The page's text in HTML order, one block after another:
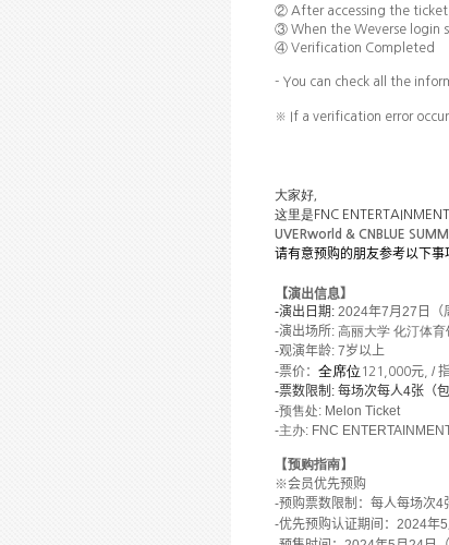
② After accessing the
③ When the Weverse login
④ Verification Completed
- You can check all the
※ If a verification error
大家好，
这里是 FNC ENTERTAINMENT
UVERworld & CNBLUE
请有意预购的朋友参考以下事
【演出信息】
-演出日期: 2024年7月 27 日（
-演出场所: 高丽大学 化汀体育
-观演年龄: 7岁以上
-票价： 全席位 121,000元 /
-票数限制 : 每场次每人4张（
-预售处: Melon Ticket
-主办: FNC
【预购指南】
※会员优先预购
-预购票数限制：每人每场次4
-优先预购认证期间： 2024年5